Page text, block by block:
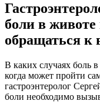
боли в
обращаться к
В каких случаях боль
когда может пройти
гастроэнтеролог
боли необходимо